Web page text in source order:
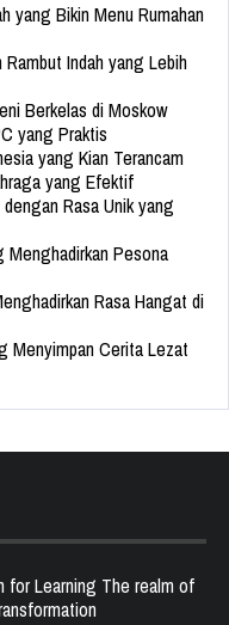
yang Bikin Menu Rumahan
Indah yang Lebih
Berkelas di Moskow
yang Praktis
yang Kian Terancam
yang Efektif
Rasa Unik yang
Menghadirkan Pesona
Rasa Hangat di
Menyimpan Cerita Lezat
for Learning The realm of